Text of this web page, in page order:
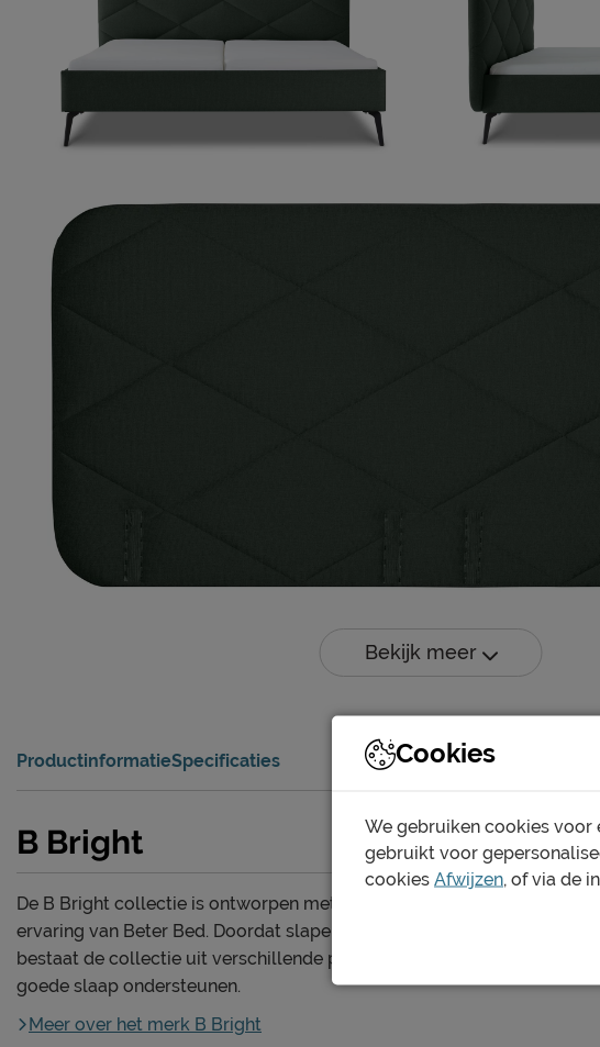
Bekijk meer
ProductinformatieSpecificaties
B Bright
De B Bright collectie is ontworpen met de jarenlange
ervaring van Beter Bed. Doordat slapen persoonlijk is,
bestaat de collectie uit verschillende producten die een
goede slaap ondersteunen.
Meer over het merk B Bright
Cookies
We gebruiken cookies voor
gebruikt voor
cookies Afwijzen, of via de